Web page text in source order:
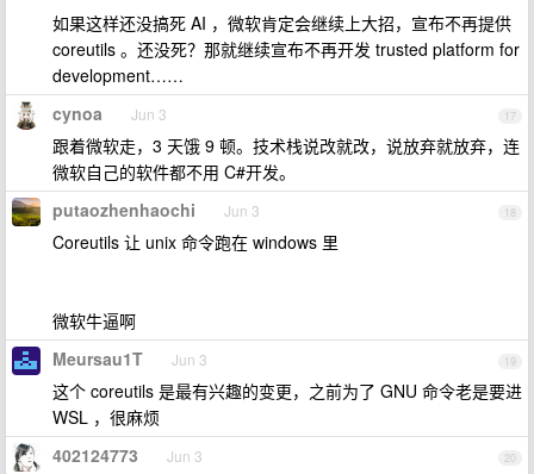
如果这样还没搞死 AI ，微软肯定会继续上大招，宣布不再提供
coreutils 。还没死？那就继续宣布不再开发 trusted platform for
development……
17
cynoa Jun 3
跟着微软走，3 天饿 9 顿。技术栈说改就改，说放弃就放弃，连
微软自己的软件都不用 C#开发。
18
putaozhenhaochi Jun 3
Coreutils 让 unix 命令跑在 windows 里
微软牛逼啊
19
Meursau1T Jun 3
这个 coreutils 是最有兴趣的变更，之前为了 GNU 命令老是要进
WSL ，很麻烦
20
402124773 Jun 3